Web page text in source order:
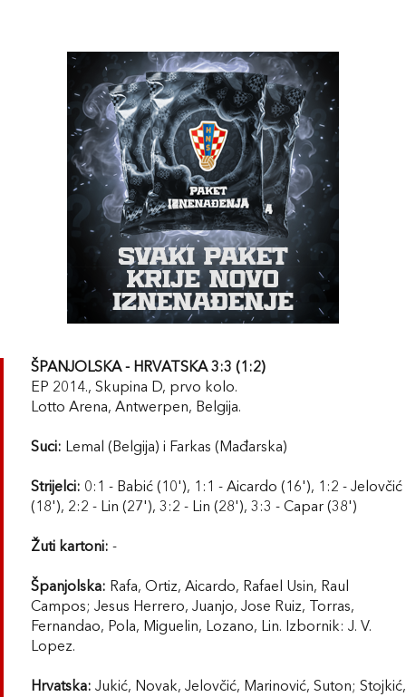
ŠPANJOLSKA - HRVATSKA 3:3 (1:2)
EP 2014., Skupina D, prvo kolo.
Lotto Arena, Antwerpen, Belgija.
Suci: Lemal (Belgija) i Farkas (Mađarska)
Strijelci: 0:1 - Babić (10'), 1:1 - Aicardo (16'), 1:2 - Jelovčić
(18'), 2:2 - Lin (27'), 3:2 - Lin (28'), 3:3 - Capar (38')
Žuti kartoni: -
Španjolska: Rafa, Ortiz, Aicardo, Rafael Usin, Raul
Campos; Jesus Herrero, Juanjo, Jose Ruiz, Torras,
Fernandao, Pola, Miguelin, Lozano, Lin. Izbornik: J. V.
Lopez.
Hrvatska: Jukić, Novak, Jelovčić, Marinović, Suton; Stojkić,